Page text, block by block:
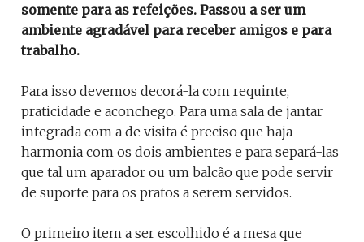
somente para as refeições. Passou a ser um
ambiente agradável para receber amigos e para
trabalho.
Para isso devemos decorá-la com requinte,
praticidade e aconchego. Para uma sala de jantar
integrada com a de visita é preciso que haja
harmonia com os dois ambientes e para separá-las
que tal um aparador ou um balcão que pode servir
de suporte para os pratos a serem servidos.
O primeiro item a ser escolhido é a mesa que